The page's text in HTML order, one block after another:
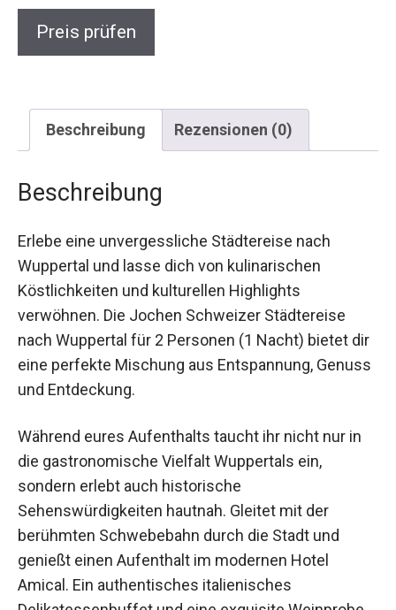
Preis prüfen
Beschreibung Rezensionen (0)
Beschreibung
Erlebe eine unvergessliche Städtereise nach
Wuppertal und lasse dich von kulinarischen
Köstlichkeiten und kulturellen Highlights
verwöhnen. Die Jochen Schweizer Städtereise
nach Wuppertal für 2 Personen (1 Nacht) bietet
dir eine perfekte Mischung aus Entspannung,
Genuss und Entdeckung.
Während eures Aufenthalts taucht ihr nicht nur in
die gastronomische Vielfalt Wuppertals ein,
sondern erlebt auch historische
Sehenswürdigkeiten hautnah. Gleitet mit der
berühmten Schwebebahn durch die Stadt und
genießt einen Aufenthalt im modernen Hotel
Amical. Ein authentisches italienisches